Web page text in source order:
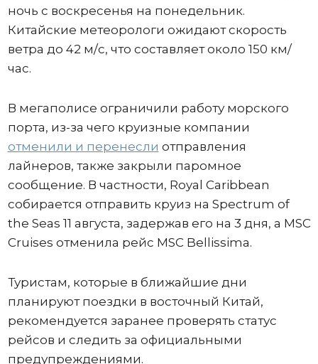
ночь с воскресенья на понедельник.
Китайские метеорологи ожидают скорость
ветра до 42 м/с, что составляет около 150 км/
час.
В мегаполисе ограничили работу морского
порта, из-за чего круизные компании
отменили и перенесли отправления
лайнеров, также закрыли паромное
сообщение. В частности, Royal Caribbean
собирается отправить круиз на Spectrum of
the Seas 11 августа, задержав его на 3 дня, а MSC
Cruises отменила рейс MSC Bellissima.
Туристам, которые в ближайшие дни
планируют поездки в восточный Китай,
рекомендуется заранее проверять статус
рейсов и следить за официальными
предупреждениями.